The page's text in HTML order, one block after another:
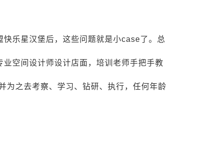
乐星汉堡后，这些问题就是小case了。总
空间设计师设计店面，培训老师手把手教
为之去考察、学习、钻研、执行，任何年龄